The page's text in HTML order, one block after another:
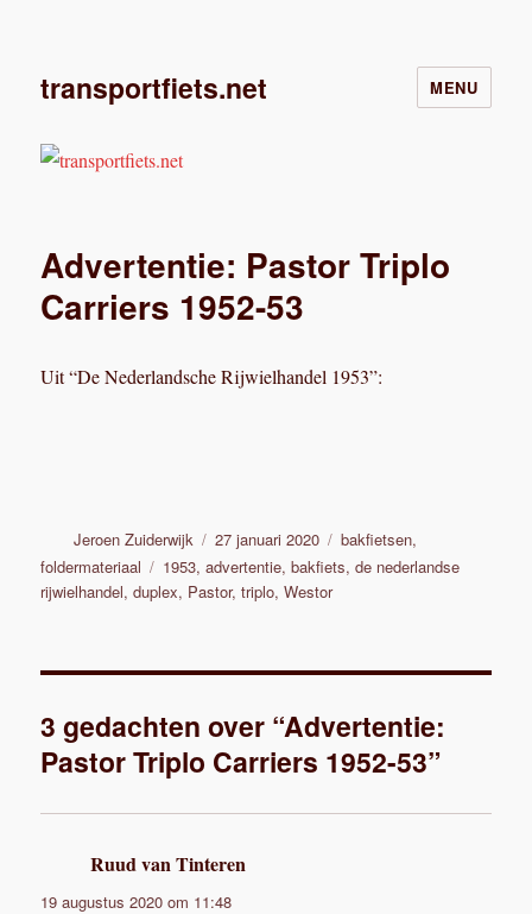
transportfiets.net MENU
Advertentie: Pastor Triplo
Carriers 1952-53
Uit “De Nederlandsche Rijwielhandel 1953”:
Auteur
Jeroen Zuiderwijk
Geplaatst
op
27 januari 2020 Categorieën
bakfietsen,
foldermateriaal
Tags
1953,advertentie,bakfiets,de nederlandse
rijwielhandel,duplex, Pastor,triplo,Westor
3 gedachten over “Advertentie:
Pastor Triplo Carriers 1952-53”
Ruud van Tinteren
19 augustus 2020 om 11:48